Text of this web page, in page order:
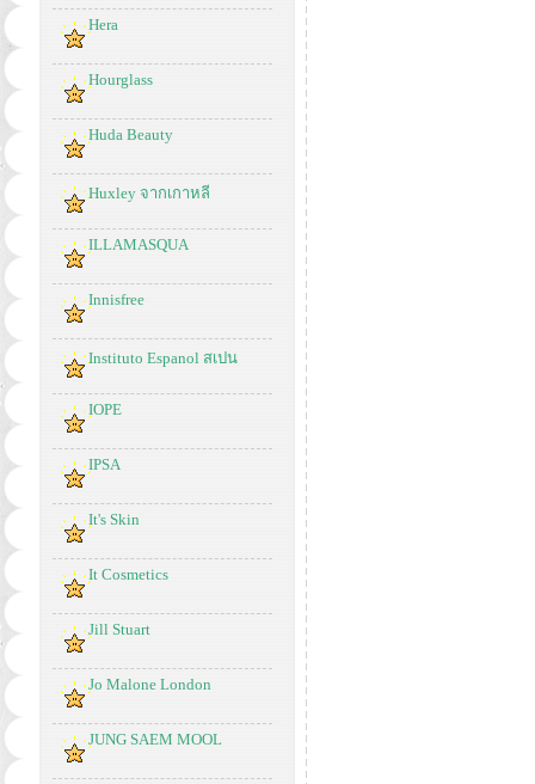
Hera
Hourglass
Huda Beauty
Huxley จากเกาหลี
ILLAMASQUA
Innisfree
Instituto Espanol สเปน
IOPE
IPSA
It's Skin
It Cosmetics
Jill Stuart
Jo Malone London
JUNG SAEM MOOL